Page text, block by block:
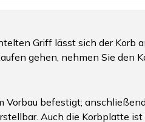
Griff lässt sich der Korb
gehen, nehmen Sie den
befestigt;
Auch die Korbplatte ist